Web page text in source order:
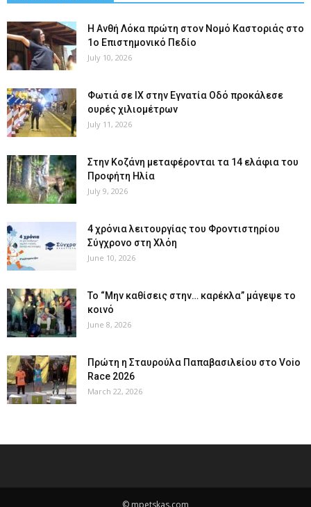
Η Ανθή Λόκα πρώτη στον Νομό Καστοριάς στο
1ο Επιστημονικό Πεδίο
July 10, 2026
Φωτιά σε ΙΧ στην Εγνατία Οδό προκάλεσε
ουρές χιλιομέτρων
July 11, 2026
Στην Κοζάνη μεταφέρονται τα 14 ελάφια του
Προφήτη Ηλία
July 9, 2026
4 χρόνια λειτουργίας του Φροντιστηρίου
Σύγχρονο στη Χλόη
June 10, 2026
Το “Μην καθίσεις στην… καρέκλα” μάγεψε το
κοινό
June 8, 2026
Πρώτη η Σταυρούλα Παπαβασιλείου στο Voio
Race 2026
March 22, 2026
© mpetskas.com